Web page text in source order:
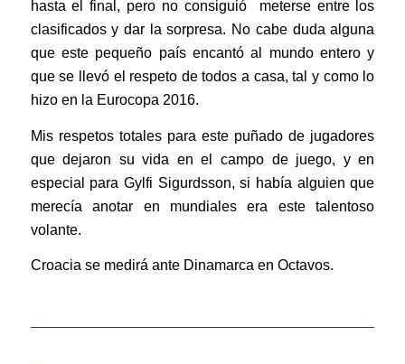
hasta el final, pero no consiguió meterse entre los
clasificados y dar la sorpresa. No cabe duda alguna
que este pequeño país encantó al mundo entero y
que se llevó el respeto de todos a casa, tal y como lo
hizo en la Eurocopa 2016.
Mis respetos totales para este puñado de jugadores
que dejaron su vida en el campo de juego, y en
especial para Gylfi Sigurdsson, si había alguien que
merecía anotar en mundiales era este talentoso
volante.
Croacia se medirá ante Dinamarca en Octavos.